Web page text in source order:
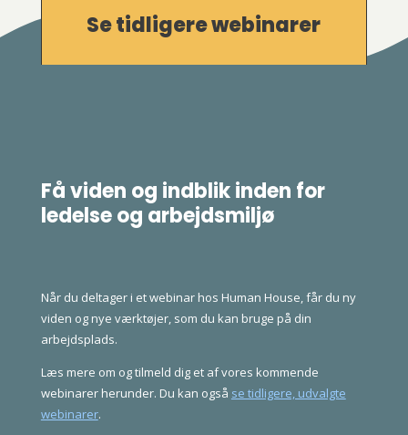
Se tidligere webinarer
Få viden og indblik inden for
ledelse og arbejdsmiljø
Når du deltager i et webinar hos Human House, får du ny
viden og nye værktøjer, som du kan bruge på din
arbejdsplads.
Læs mere om og tilmeld dig et af vores kommende
webinarer herunder. Du kan også se tidligere, udvalgte
webinarer.